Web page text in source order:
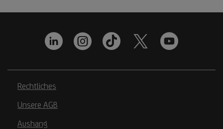
Rechtliches
Unsere AGB
Aushang